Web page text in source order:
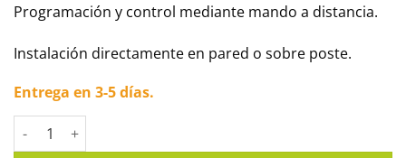
Programación y control mediante mando a distancia.
Instalación directamente en pared o sobre poste.
Entrega en 3-5 días.
Farola con placa solar 100W Económica cantidad